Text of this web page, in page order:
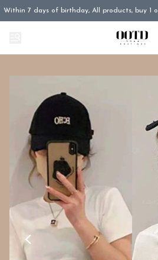
Within 7 days of birthday, All products, buy 1